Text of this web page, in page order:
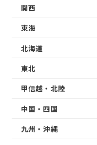
関西
東海
北海道
東北
甲信越・北陸
中国・四国
九州・沖縄